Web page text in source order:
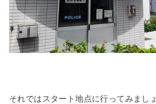
それではスタート地点に行ってみまし